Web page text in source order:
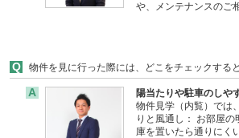
や、メンテナンスの
Q 物件を見に行った際には、どこをチェックする
A
陽当たりや駐車のしや
物件見学（内覧）では
りと風通し： お部屋
庫を置いたら通りにく